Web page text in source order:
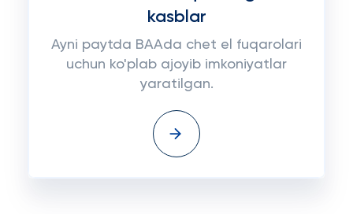
kasblar
Ayni paytda BAAda chet el fuqarolari
uchun ko'plab ajoyib imkoniyatlar
yaratilgan.